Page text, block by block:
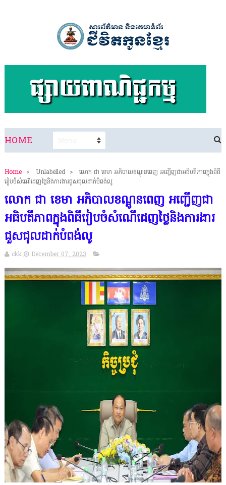
HOME
Home > Unlabelled >
លោក ជា ខេមា អភិបាលខណ្ដូនពេញ អញ្ជើញជាអធិបតីភាពក្នុងពិធី
រៀបចំសំណើដេញថ្លៃនិងការងារជួសជុលដាក់បំពង់លូ
លោក ជា ខេមា អភិបាលខណ្ដូនពេញ អញ្ជើញជា
អធិបតីភាពក្នុងពិធីរៀបចំសំណើដេញថ្លៃនិងការងារ
ជួសជុលដាក់បំពង់លូ
ckk December 07, 2023